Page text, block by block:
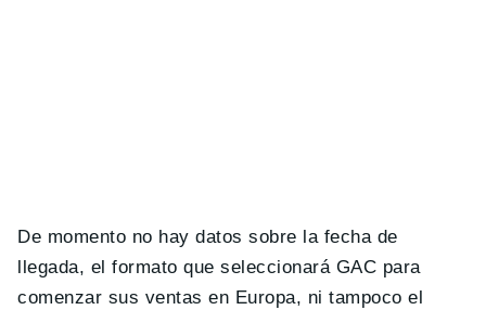
De momento no hay datos sobre la fecha de
llegada, el formato que seleccionará GAC para
comenzar sus ventas en Europa, ni tampoco el